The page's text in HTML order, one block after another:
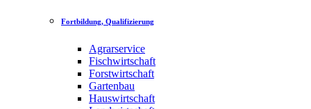
Fortbildung, Qualifizierung
Agrarservice
Fischwirtschaft
Forstwirtschaft
Gartenbau
Hauswirtschaft